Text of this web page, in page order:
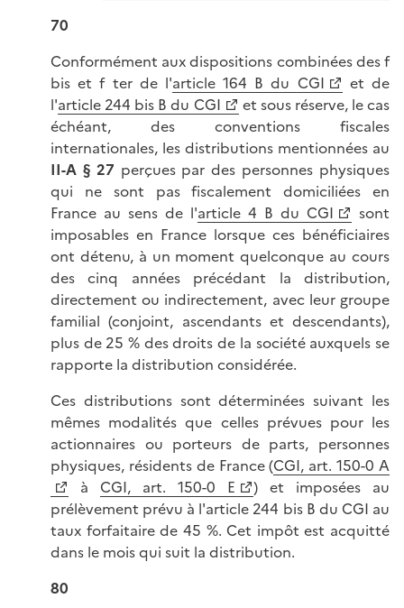
70
Conformément aux dispositions combinées des f
bis et f ter de l'article 164 B du CGI
et de
l'article 244 bis B du CGI
et sous réserve, le cas
échéant, des conventions fiscales
internationales, les distributions mentionnées au
II-A § 27 perçues par des personnes physiques
qui ne sont pas fiscalement domiciliées en
France au sens de l'article 4 B du CGI
sont
imposables en France lorsque ces bénéficiaires
ont détenu, à un moment quelconque au cours
des cinq années précédant la distribution,
directement ou indirectement, avec leur groupe
familial (conjoint, ascendants et descendants),
plus de 25 % des droits de la société auxquels se
rapporte la distribution considérée.
Ces distributions sont déterminées suivant les
mêmes modalités que celles prévues pour les
actionnaires ou porteurs de parts, personnes
physiques, résidents de France (CGI, art. 150-0 A
à CGI, art. 150-0 E
) et imposées au
prélèvement prévu à l'article 244 bis B du CGI au
taux forfaitaire de 45 %. Cet impôt est acquitté
dans le mois qui suit la distribution.
80